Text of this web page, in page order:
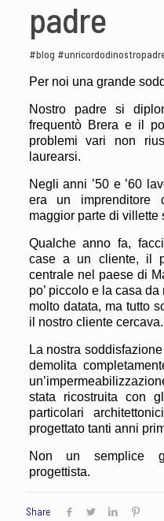
padre
#blog
Per noi una grande
Nostro padre si
frequentò Brera e il
problemi vari non
laurearsi.
Negli anni ’50 e ’60
era un imprenditore
maggior parte di villette
Qualche anno fa,
case a un cliente, il
centrale nel paese di
po’ piccolo e la casa
molto datata, ma tutto
il nostro cliente cercava.
La nostra
demolita
stata ricostruita con
particolari
progettato tanti anni
Non un semplice
progettista.
Share